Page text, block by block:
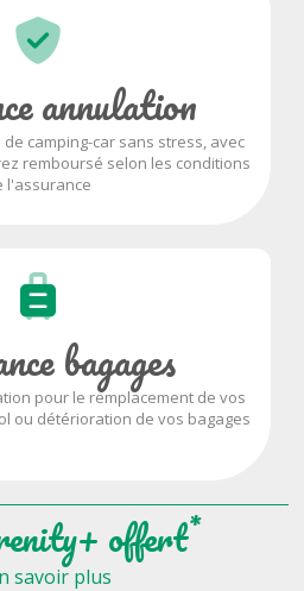
annulation
camping-car sans stress, avec
remboursé selon les conditions
l'assurance
bagages
pour le remplacement de vos
ou détérioration de vos bagages
offert*
savoir plus